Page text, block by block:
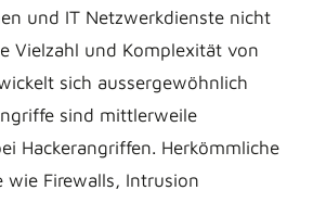
und IT Netzwerkdienste nicht
Vielzahl und Komplexität von
sich aussergewöhnlich
sind mittlerweile
Hackerangriffen. Herkömmliche
wie Firewalls, Intrusion